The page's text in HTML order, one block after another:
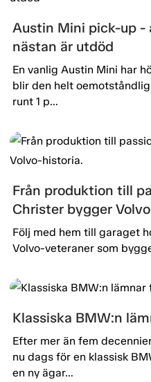
Austin Mini pick-up -
nästan är utdöd
En vanlig Austin Mini har
blir den helt
runt 1 p...
Från produktion till
Christer bygger
Följ med hem till garaget
Volvo-veteraner som
Klassiska BMW:n
Efter mer än fem
nu dags för en klassisk
en ny ägar...